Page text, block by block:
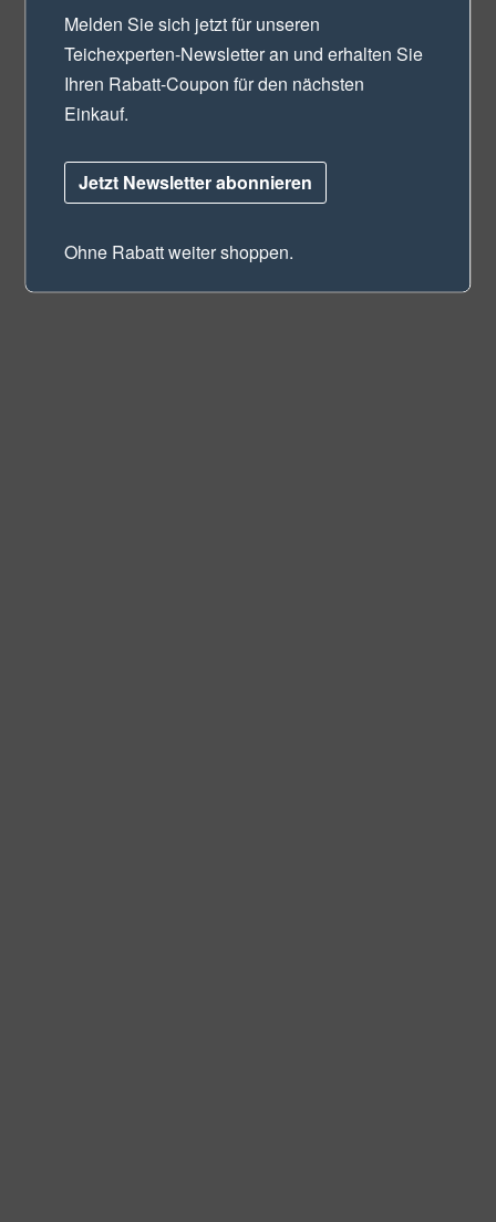
Melden Sie sich jetzt für unseren
Teichexperten-Newsletteran und erhalten Sie
Ihren Rabatt-Coupon für den nächsten
Einkauf.
Jetzt Newsletter abonnieren
Ohne Rabatt weiter shoppen.